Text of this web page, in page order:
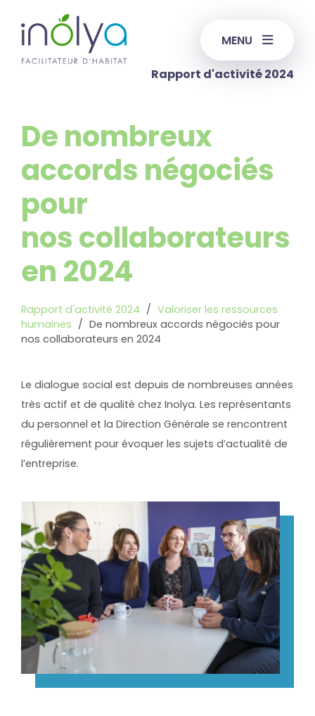
Rapport d'activité 2024
MENU
De nombreux
accords négociés
pour
nos collaborateurs
en 2024
Rapport d'activité 2024 / Valoriser les ressources
humaines / De nombreux accords négociés pour
nos collaborateurs en 2024
Le dialogue social est depuis de nombreuses années
très actif et de qualité chez Inolya. Les représentants
du personnel et la Direction Générale se rencontrent
régulièrement pour évoquer les sujets d’actualité de
l’entreprise.